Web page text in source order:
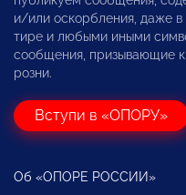
и/или оскорбления, даже в
тире и любыми иными
сообщения, призывающие
розни.
Вступи в «ОПОРУ»
Об «ОПОРЕ РОССИИ»